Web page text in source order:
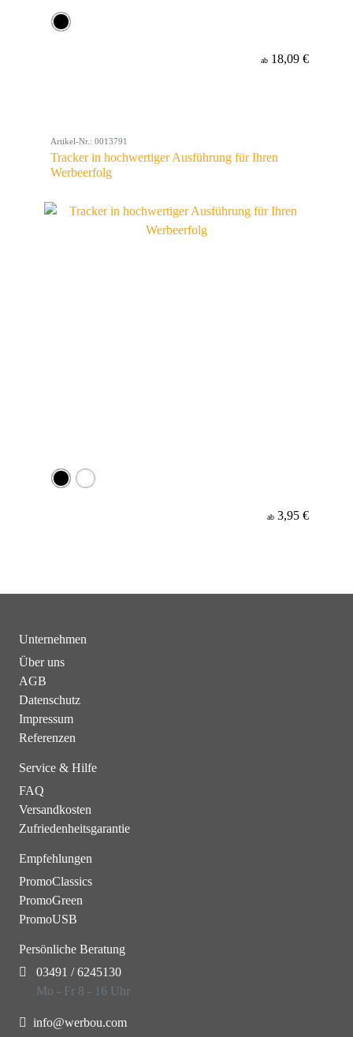
ab 18,09 €
Artikel-Nr.: 0013791
Tracker in hochwertiger Ausführung für Ihren
Werbeerfolg
ab 3,95 €
Unternehmen
Über uns
AGB
Datenschutz
Impressum
Referenzen
Service & Hilfe
FAQ
Versandkosten
Zufriedenheitsgarantie
Empfehlungen
PromoClassics
PromoGreen
PromoUSB
Persönliche Beratung
03491 / 6245130
Mo - Fr 8 - 16 Uhr
info@werbou.com